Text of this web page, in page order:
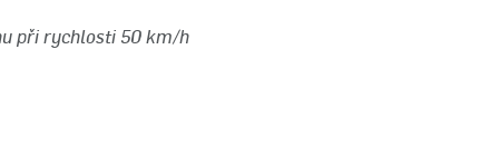
při rychlosti 50 km/h